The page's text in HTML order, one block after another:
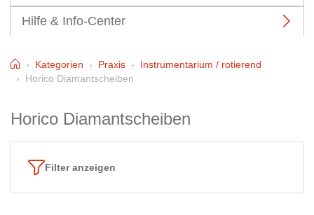
Hilfe & Info-Center
HomeKategorien Praxis
Instrumentarium / rotierend
Horico Diamantscheiben
Horico Diamantscheiben
Filter anzeigen